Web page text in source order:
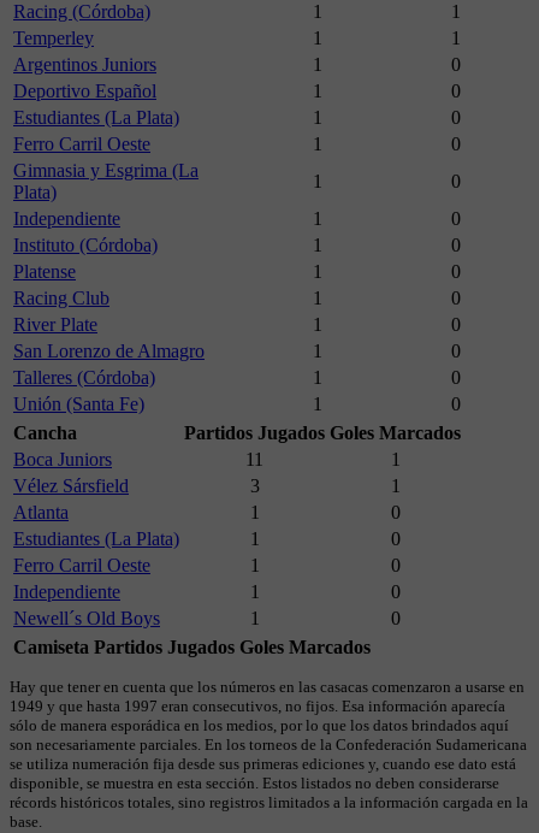
Racing (Córdoba)
1
1
Temperley
1
1
Argentinos Juniors
1
0
Deportivo Español
1
0
Estudiantes (La Plata)
1
0
Ferro Carril Oeste
1
0
Gimnasia y Esgrima (La
Plata)
1
0
Independiente
1
0
Instituto (Córdoba)
1
0
Platense
1
0
Racing Club
1
0
River Plate
1
0
San Lorenzo de Almagro
1
0
Talleres (Córdoba)
1
0
Unión (Santa Fe)
1
0
Cancha
Partidos Jugados Goles Marcados
Boca Juniors
11
1
Vélez Sársfield
3
1
Atlanta
1
0
Estudiantes (La Plata)
1
0
Ferro Carril Oeste
1
0
Independiente
1
0
Newell´s Old Boys
1
0
Camiseta Partidos Jugados Goles Marcados
Hay que tener en cuenta que los números en las casacas comenzaron a usarse en
1949 y que hasta 1997 eran consecutivos, no fijos. Esa información aparecía
sólo de manera esporádica en los medios, por lo que los datos brindados aquí
son necesariamente parciales. En los torneos de la Confederación Sudamericana
se utiliza numeración fija desde sus primeras ediciones y, cuando ese dato está
disponible, se muestra en esta sección. Estos listados no deben considerarse
récords históricos totales, sino registros limitados a la información cargada en la
base.